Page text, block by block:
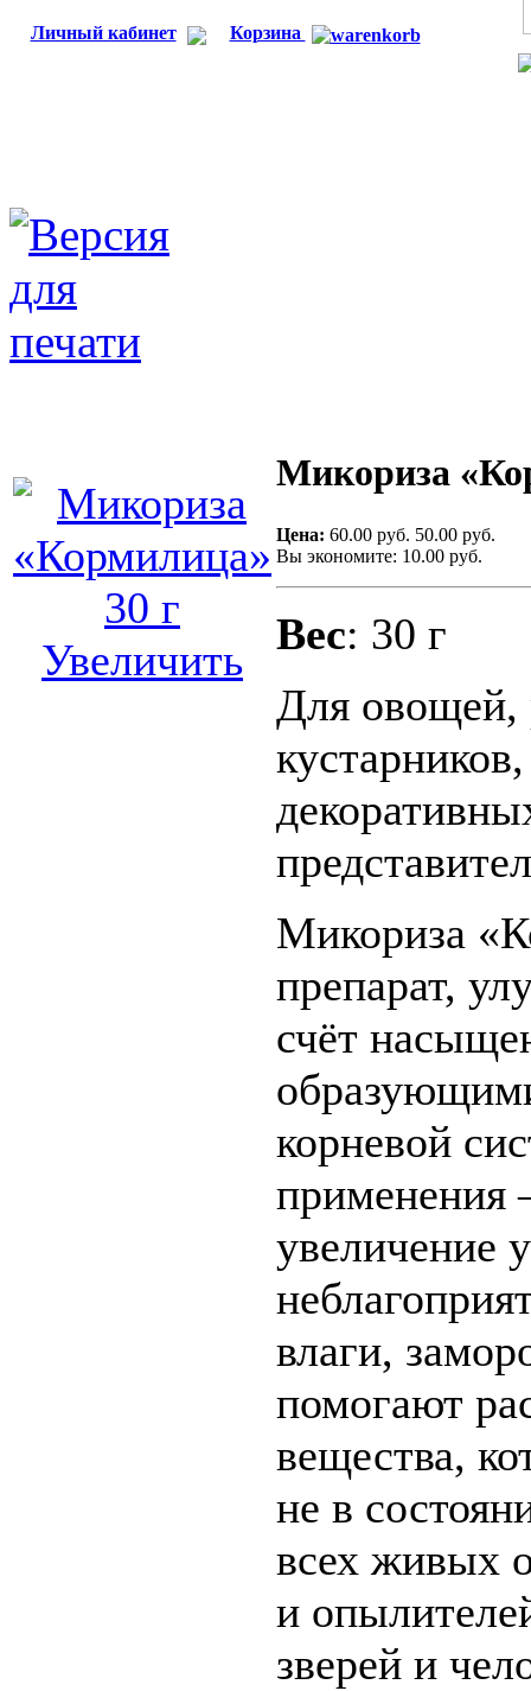
Личный кабинет Корзина
Увеличить
Микориза
Цена: 60.00 руб. 50.00 руб.
Вы экономите: 10.00 руб.
Вес: 30 г
Для овощей,
Микориза
препарат,
счёт
корневой
применения
увеличение
влаги,
помогают
вещества,
не в
всех живых
и
зверей и